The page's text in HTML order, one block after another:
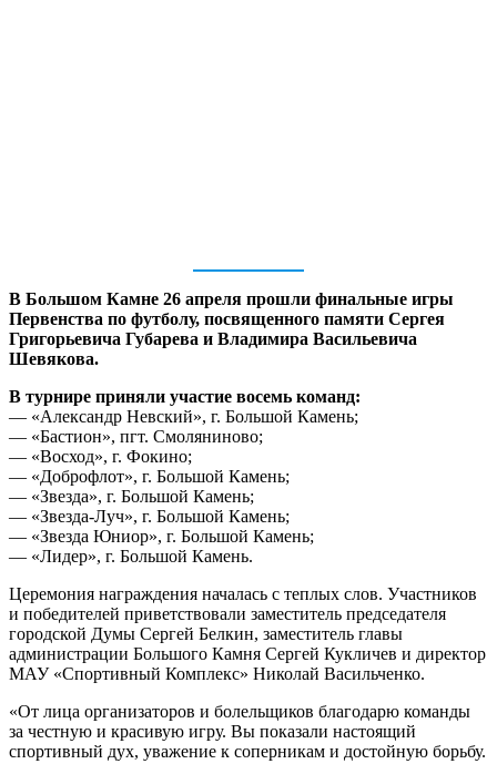
В Большом Камне 26 апреля прошли финальные игры
Первенства по футболу, посвященного памяти Сергея
Григорьевича Губарева и Владимира Васильевича
Шевякова.
В турнире приняли участие восемь команд:
— «Александр Невский», г. Большой Камень;
— «Бастион», пгт. Смоляниново;
— «Восход», г. Фокино;
— «Доброфлот», г. Большой Камень;
— «Звезда», г. Большой Камень;
— «Звезда-Луч», г. Большой Камень;
— «Звезда Юниор», г. Большой Камень;
— «Лидер», г. Большой Камень.
Церемония награждения началась с теплых слов. Участников
и победителей приветствовали заместитель председателя
городской Думы Сергей Белкин, заместитель главы
администрации Большого Камня Сергей Кукличев и директор
МАУ «Спортивный Комплекс» Николай Васильченко.
«От лица организаторов и болельщиков благодарю команды
за честную и красивую игру. Вы показали настоящий
спортивный дух, уважение к соперникам и достойную борьбу.